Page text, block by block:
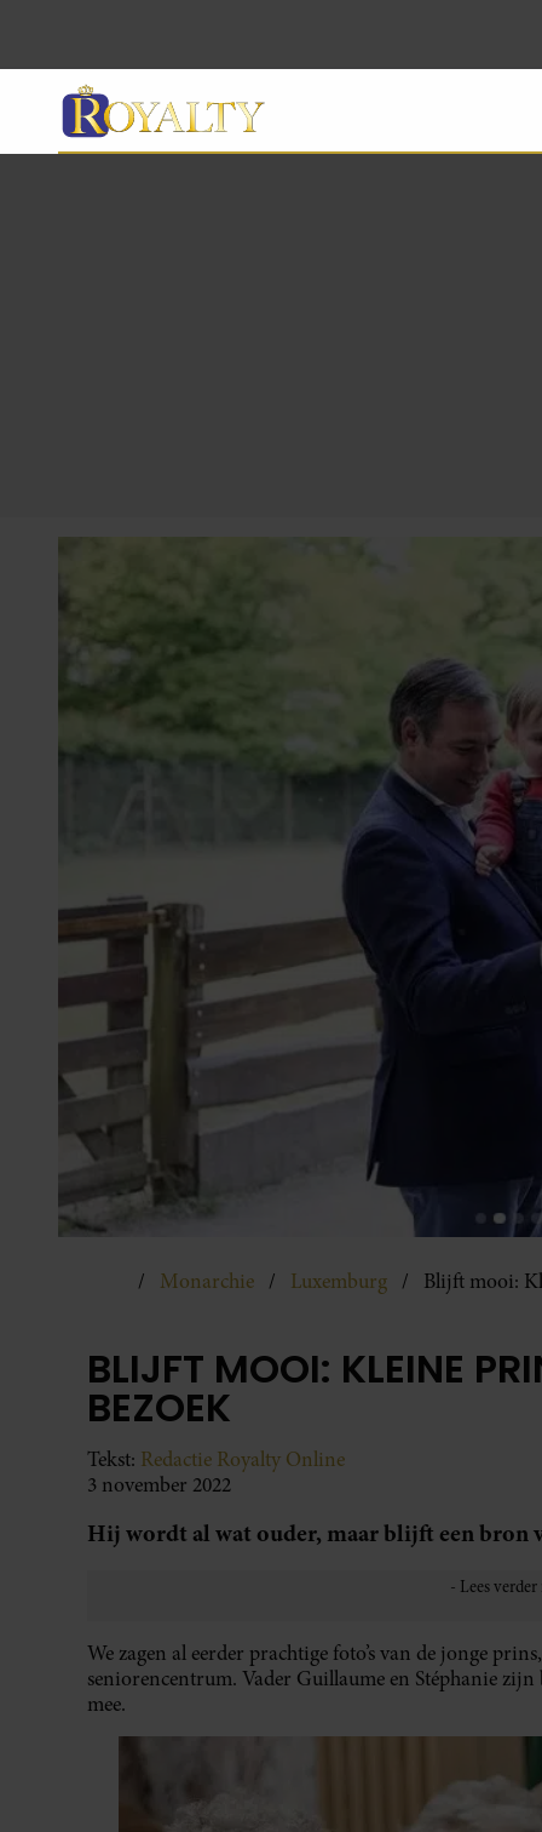
Monarchie Luxemburg Blijft mooi:
BLIJFT MOOI: KLEINE
BEZOEK
Tekst: Redactie Royalty Online
3 november 2022
Hij wordt al wat ouder, maar blijft een bron
We zagen al eerder prachtige foto’s van de jonge
seniorencentrum. Vader Guillaume en Stéphanie
mee.